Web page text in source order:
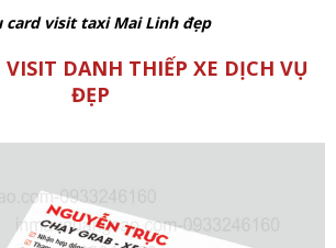
card visit taxi Mai Linh đẹp
VISIT DANH THIẾP XE DỊCH VỤ
ĐẸP